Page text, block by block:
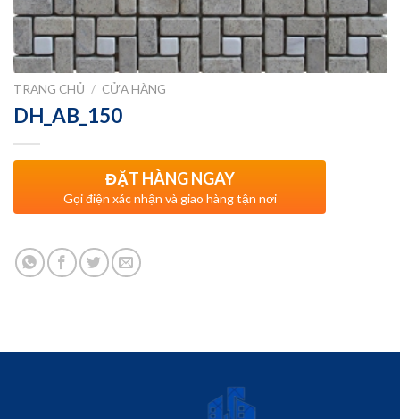
TRANG CHỦ / CỬA HÀNG
DH_AB_150
ĐẶT HÀNG NGAY
Gọi điện xác nhận và giao hàng tận nơi